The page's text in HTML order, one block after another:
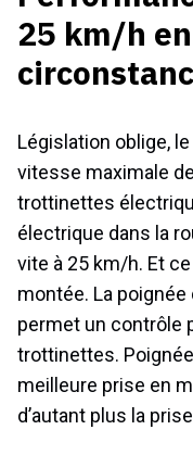
25 km/h
Législation oblige,
vitesse maximale
trottinettes
électrique dans la
vite à 25 km/h. Et
montée. La
permet un contrôle
trottinettes.
meilleure prise en
d’autant plus la